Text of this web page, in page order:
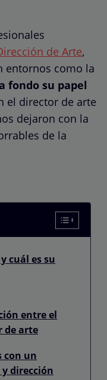
de Arte,
entornos como la
fondo su papel
el director de arte
dejaron con la
de la
cuál es su
entre el
de arte
con un
dirección